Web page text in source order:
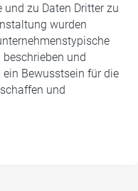
zu Daten Dritter zu
wurden
und
Bewusstsein für die
und